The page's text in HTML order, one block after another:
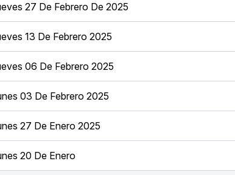
27 De Febrero De 2025
13 De Febrero 2025
06 De Febrero 2025
03 De Febrero 2025
27 De Enero 2025
20 De Enero